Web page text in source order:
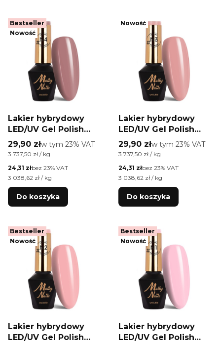
Bestseller
Nowość
Lakier hybrydowy
LED/UV Gel Polish
Molly Nails #Natural
by Monika Mielniczuk
free 8g
Cena brutto
29,90 złw tym %s VAT
w tym 23% VAT
Cena jednostkowa brutto
3 737,50 zł / kg
Cena netto
24,31 złbez 23% VAT
Cena jednostkowa netto
3 038,62 zł / kg
Do koszyka
Nowość
Lakier hybrydowy
LED/UV Gel Polish
Molly Nails #Natural
by Monika Mielniczuk
free 8g
Cena brutto
29,90 złw tym %s VAT
w tym 23% VAT
Cena jednostkowa brutto
3 737,50 zł / kg
Cena netto
24,31 złbez 23% VAT
Cena jednostkowa netto
3 038,62 zł / kg
Do koszyka
Bestseller
Nowość
Lakier hybrydowy
LED/UV Gel Polish
Bestseller
Nowość
Lakier hybrydowy
LED/UV Gel Polish